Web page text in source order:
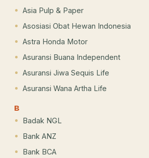
Asia Pulp & Paper
Asosiasi Obat Hewan Indonesia
Astra Honda Motor
Asuransi Buana Independent
Asuransi Jiwa Sequis Life
Asuransi Wana Artha Life
B
Badak NGL
Bank ANZ
Bank BCA